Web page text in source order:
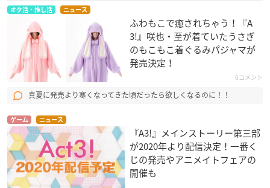
オタ活・推し活 ニュース
ふわもこで癒されちゃう！『A
3!』咲也・至が着ていたうさぎ
のもこもこ着ぐるみパジャマが
発売決定！
6コメント
真夏に発売より寒くなってきた頃だったら欲しくなるのに！！
ゲーム ニュース
『A3!』メインストーリー第三部
が2020年より配信決定！一番く
じの発売やアニメイトフェアの
開催も